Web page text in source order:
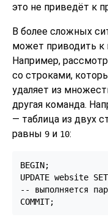
это не приведёт к
В более сложных
может приводить к
Например,
со строками,
удаляет из
другая команда.
— таблица из двух
равны 9 и 10:
BEGIN;
UPDATE website
-- выполняется